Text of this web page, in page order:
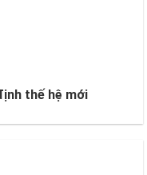
thế hệ mới